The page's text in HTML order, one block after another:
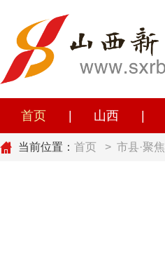
首页 山西
当前位置： 首页 > 市县·聚焦